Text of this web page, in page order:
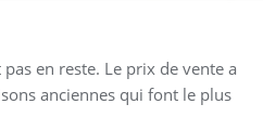
en reste. Le prix de vente a
anciennes qui font le plus